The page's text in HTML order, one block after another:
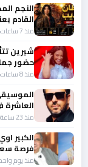
النجم
القادم
منذ 7 ساعات
شيرين
حضور
منذ 8 ساعات
العاشرة
منذ 23 ساعة
الكبير
فرصة
منذ يوم